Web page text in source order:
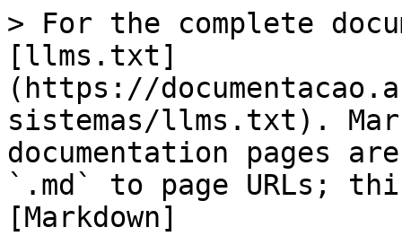
> For the complete
[llms.txt]
(https://
sistemas/llms.txt).
documentation pages
`.md` to page URLs;
[Markdown]